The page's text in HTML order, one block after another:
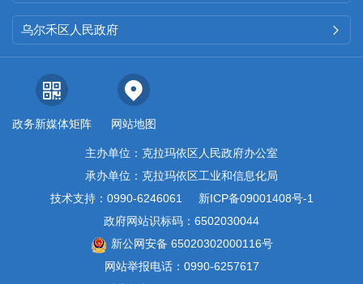
乌尔禾区人民政府 
政务新媒体矩阵 网站地图
主办单位：克拉玛依区人民政府办公室
承办单位：克拉玛依区工业和信息化局
技术支持：0990-6246061
新ICP备09001408号-1
政府网站识标码：6502030044
新公网安备 65020302000116号
网站举报电话：0990-6257617